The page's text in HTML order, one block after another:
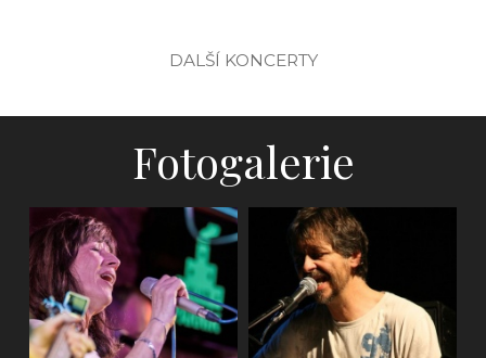
DALŠÍ KONCERTY
Fotogalerie
Ostrava, Klub
parník - křest CD
(2018)